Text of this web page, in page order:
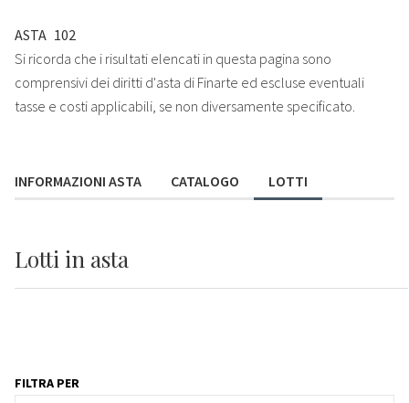
ASTA 102
Si ricorda che i risultati elencati in questa pagina sono
comprensivi dei diritti d'asta di Finarte ed escluse eventuali
tasse e costi applicabili, se non diversamente specificato.
INFORMAZIONI ASTA CATALOGO LOTTI
Lotti in asta
FILTRA PER